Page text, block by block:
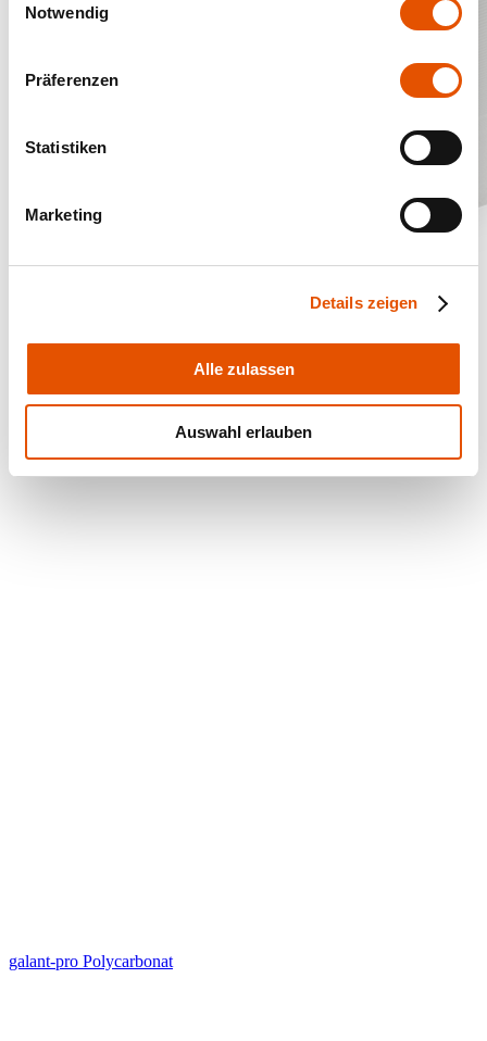
Notwendig
Präferenzen
Statistiken
Marketing
Details zeigen
Alle zulassen
Auswahl erlauben
galant-pro Polycarbonat